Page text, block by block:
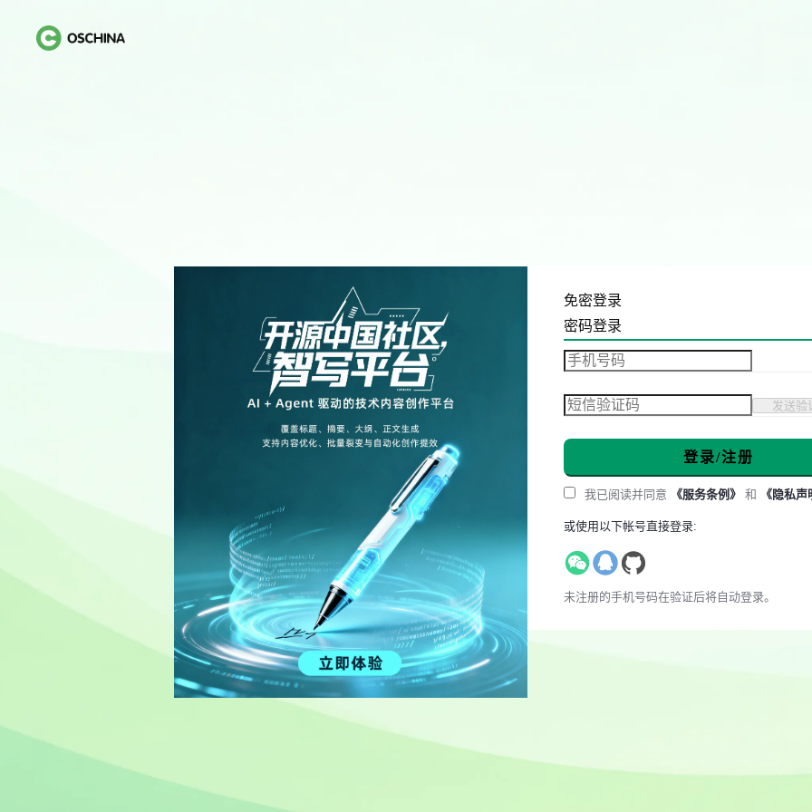
免密登录
密码登录
发送验
登录/注册
我已阅读并同意 《服务条例》 和 《隐私声
或使用以下帐号直接登录:
未注册的手机号码在验证后将自动登录。